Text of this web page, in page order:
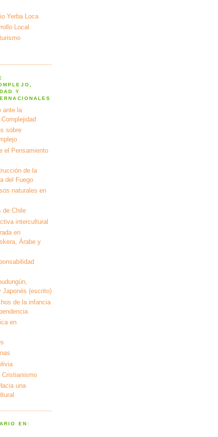
Yerba Loca
Local
Y
ante la
sobre
el Pensamiento
de la
del Fuego
naturales en
de Chile
intercultural
en
Árabe y
Japonés (escrito)
de la infancia
en
Cristianismo
una
EN: